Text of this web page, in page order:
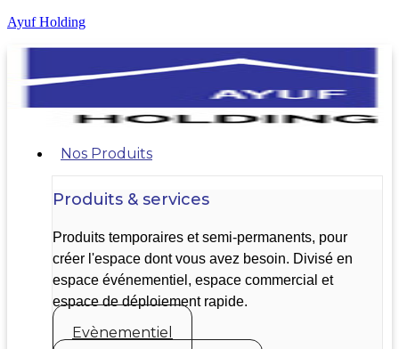
Ayuf Holding
Nos Produits
Produits & services
Produits temporaires et semi-permanents, pour
créer l'espace dont vous avez besoin. Divisé en
espace événementiel, espace commercial et
espace de déploiement rapide.
Evènementiel